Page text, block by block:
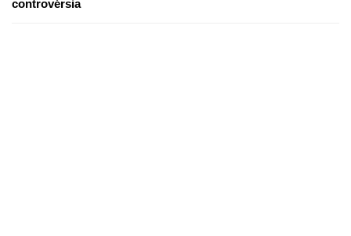
controvérsia